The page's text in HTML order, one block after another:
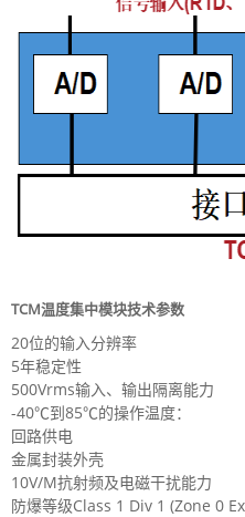
TCM温度集中模块技术参数
20位的输入分辨率
5年稳定性
500Vrms输入、输出隔离能力
-40℃到85℃的操作温度：
回路供电
金属封装外壳
10V/M抗射频及电磁干扰能力
防爆等级Class 1 Div 1 (Zone 0